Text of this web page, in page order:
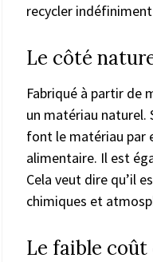
recycler indéfiniment
Le côté
Fabriqué à partir de
un matériau naturel.
font le matériau par
alimentaire. Il est
Cela veut dire qu’il
chimiques et
Le faible coût